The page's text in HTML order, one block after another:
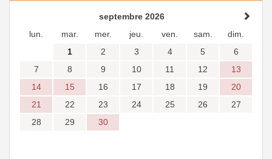
septembre 2026
lun.
mar. mer. jeu. ven. sam.
dim.
1
2 3 4 5
6
7
8 9 10 11 12
13
14
15 16 17 18 19
20
21
22 23 24 25 26
27
28
29 30